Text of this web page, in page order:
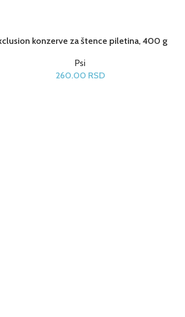
konzerve za štence piletina, 400 g
Psi
260.00 RSD